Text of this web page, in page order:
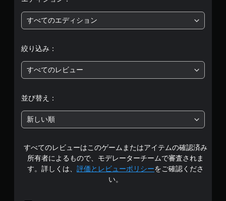
評
は
5
階
中
の
3
すべてのエディション
絞り込み：
すべてのレビュー
並び替え：
新しい順
すべてのレビューはこのゲームまたはアイテムの確認済み
所有者によるもので、モデレーターチームで審査されま
す。詳しくは、 評価とレビューポリシーをご確認くださ
い。